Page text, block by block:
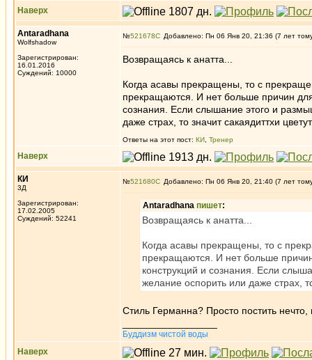
Наверх
Antaradhana
Wolfshadow
Зарегистрирован:
16.01.2016
Суждений: 10000
№521678 Добавлено: Пн 06 Янв 20, 21:36 (7 лет
Возвращаясь к анаттa...
Когда асавы прекращены, то с
прекращаются. И нет больше причин
сознания. Если слышание этого и
даже страх, то значит сакаядиттхи
Ответы на этот пост: КИ Тренер
Наверх
КИ
3Д
Зарегистрирован:
17.02.2005
Суждений: 52241
№521680 Добавлено: Пн 06 Янв 20, 21:40 (7 лет
Antaradhana пишет:
Возвращаясь к анаттa...
Когда асавы прекращены, то с
прекращаются. И нет больше
конструкций и сознания. Если
желание оспорить или даже страх,
Стиль Германна? Просто постить
Буддизм чистой воды
Наверх